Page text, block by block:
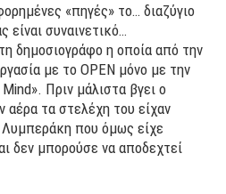
«πηγές» το… διαζύγιο
είναι συναινετικό…
δημοσιογράφο η οποία από την
με τοOPEN μόνο με την
Mind». Πριν μάλιστα βγει ο
αέρα τα στελέχη του είχαν
που όμως είχε
δεν μπορούσε να αποδεχτεί